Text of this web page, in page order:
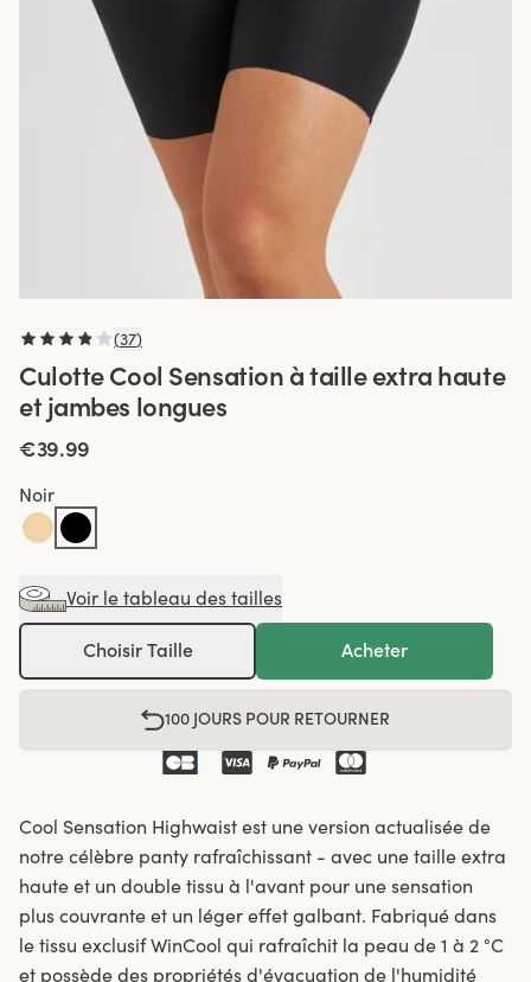
(37)
Culotte Cool Sensation à taille extra haute
et jambes longues
€39.99
Noir
Voir le tableau des tailles
Choisir Taille Acheter
100 JOURS POUR RETOURNER
Cool Sensation Highwaist est une version actualisée de
notre célèbre panty rafraîchissant - avec une taille extra
haute et un double tissu à l'avant pour une sensation
plus couvrante et un léger effet galbant. Fabriqué dans
le tissu exclusif WinCool qui rafraîchit la peau de 1 à 2 °C
et possède des propriétés d'évacuation de l'humidité